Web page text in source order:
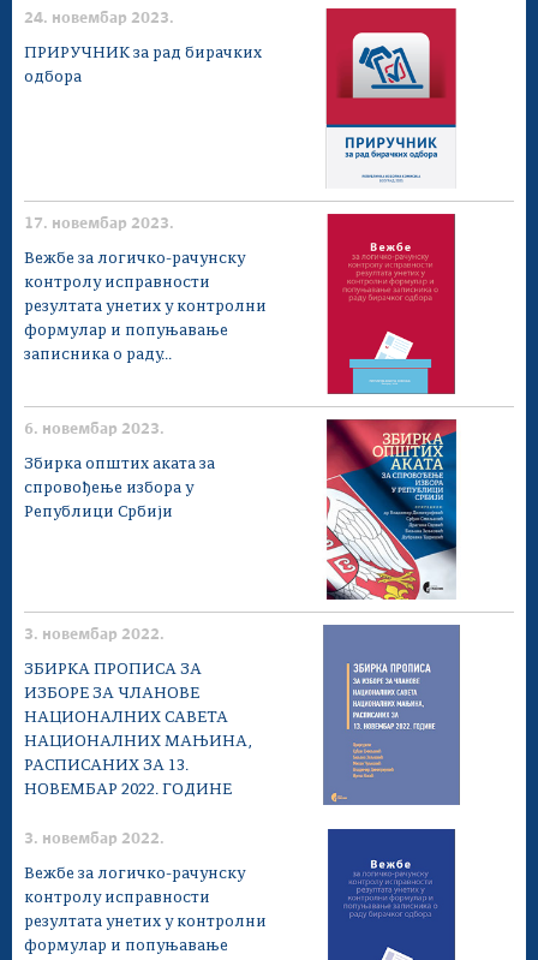
24. новембар 2023.
ПРИРУЧНИК за рад бирачких
одбора
17. новембар 2023.
Вежбе за логичко-рачунску
контролу исправности
резултата унетих у контролни
формулар и попуњавање
записника о раду...
6. новембар 2023.
Збирка општих аката за
спровођење избора у
Републици Србији
3. новембар 2022.
ЗБИРКА ПРОПИСА ЗА
ИЗБОРE ЗА ЧЛАНОВЕ
НАЦИОНАЛНИХ САВЕТА
НАЦИОНАЛНИХ МАЊИНА,
РАСПИСАНИХ ЗА 13.
НОВЕМБАР 2022. ГОДИНЕ
3. новембар 2022.
Вежбе за логичко-рачунску
контролу исправности
резултата унетих у контролни
формулар и попуњавање